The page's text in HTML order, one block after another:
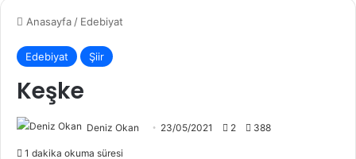
Anasayfa / Edebiyat
Edebiyat Şiir
Keşke
Deniz Okan 23/05/2021 2 388
1 dakika okuma süresi